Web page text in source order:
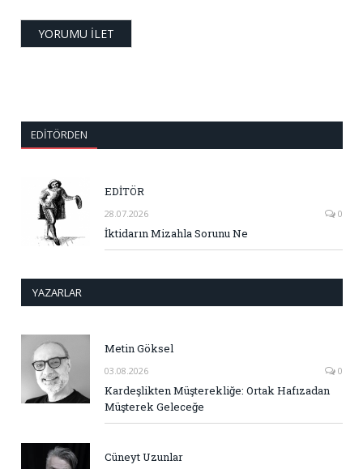
EDITÖRDEN
EDİTÖR
28.07.2026 0
İktidarın Mizahla Sorunu Ne
YAZARLAR
Metin Göksel
03.08.2026 0
Kardeşlikten Müşterekliğe: Ortak Hafızadan
Müşterek Geleceğe
Cüneyt Uzunlar